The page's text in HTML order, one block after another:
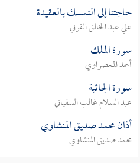
حاجتنا إلى التمسك بالعقيدة
علي عبد الخالق القرني
سورة الملك
أحمد المعصراوي
سورة الجاثية
عبد السلام غالب السفياني
أذان محمد صديق المنشاوي
محمد صديق المنشاوي